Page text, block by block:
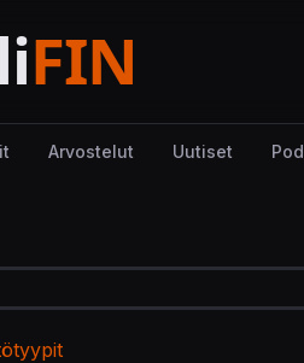
Arvostelut Uutiset